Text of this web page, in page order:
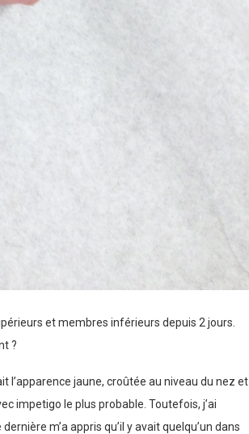
et membres inférieurs depuis 2 jours.
?
l’apparence jaune, croûtée au niveau du nez et
impetigo le plus probable. Toutefois, j’ai
m’a appris qu’il y avait quelqu’un dans